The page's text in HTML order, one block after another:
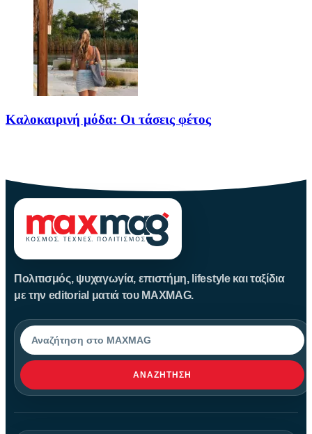
Καλοκαιρινή μόδα: Οι τάσεις φέτος
Πολιτισμός, ψυχαγωγία, επιστήμη, lifestyle και ταξίδια
με την editorial ματιά του MAXMAG.
Αναζήτηση
ΑΝΑΖΉΤΗΣΗ